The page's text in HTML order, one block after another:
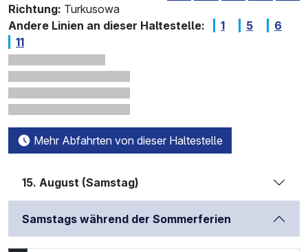
Richtung: Turkusowa
Andere Linien an dieser Haltestelle:
1 5
6
11
Mehr Abfahrten von dieser Haltestelle
15. August (Samstag)
Samstags während der Sommerferien